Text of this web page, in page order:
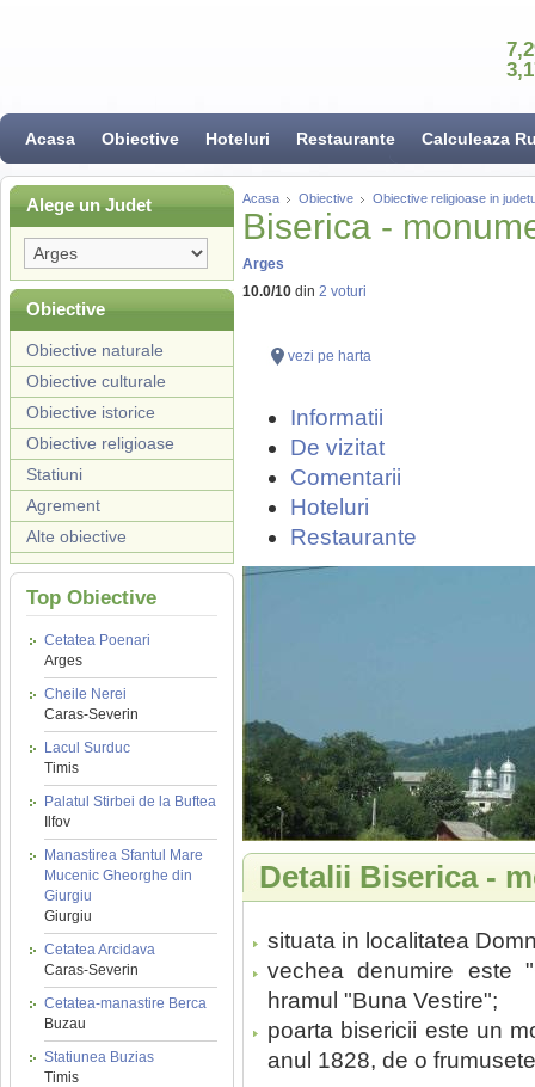
Acasa Obiective Hoteluri Restaurante Calculeaza
Alege un Judet
Obiective
Obiective naturale
Obiective culturale
Obiective istorice
Obiective religioase
Statiuni
Agrement
Alte obiective
Top Obiective
Cetatea Poenari
Arges
Cheile Nerei
Caras-Severin
Lacul Surduc
Timis
Palatul Stirbei de la Buftea
Ilfov
Manastirea Sfantul Mare
Mucenic Gheorghe din
Giurgiu
Giurgiu
Cetatea Arcidava
Caras-Severin
Cetatea-manastire Berca
Buzau
Statiunea Buzias
Timis
Acasa Obiective Obiective religioase in
Biserica -
Arges
10.0/10 din 2 voturi
vezi pe harta
Informatii
De vizitat
Comentarii
Hoteluri
Restaurante
Detalii Biserica -
situata in localitatea
vechea denumire este
hramul "Buna Vestire";
poarta bisericii este un
anul 1828, de o